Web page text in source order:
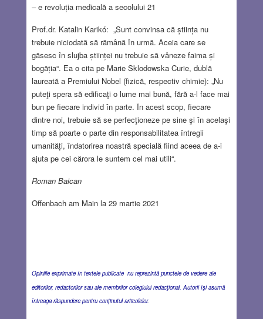
– e revoluția medicală a secolului 21
Prof.dr. Katalin Karikó: „Sunt convinsa că știința nu
trebuie niciodată să rămână în urmă. Aceia care se
găsesc în slujba științei nu trebuie să vâneze faima și
bogăția“. Ea o cita pe Marie Sklodowska Curie, dublă
laureată a Premiului Nobel (fizică, respectiv chimie): „Nu
puteţi spera să edificaţi o lume mai bună, fără a-l face mai
bun pe fiecare individ în parte. În acest scop, fiecare
dintre noi, trebuie să se perfecţioneze pe sine şi în acelaşi
timp să poarte o parte din responsabilitatea întregii
umanități, îndatorirea noastră specială fiind aceea de a-i
ajuta pe cei cărora le suntem cel mai utili“.
Roman Baican
Offenbach am Main la 29 martie 2021
Opiniile exprimate în textele publicate nu reprezintă punctele de vedere ale
editorilor, redactorilor sau ale membrilor colegiului redacţional. Autorii îşi asumă
întreaga răspundere pentru conţinutul articolelor.